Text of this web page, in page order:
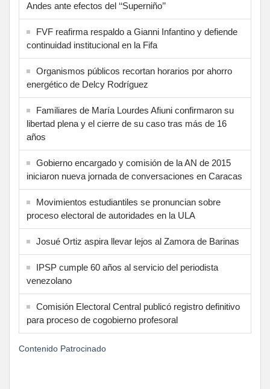
Andes ante efectos del ‘‘Superniño’’
FVF reafirma respaldo a Gianni Infantino y defiende
continuidad institucional en la Fifa
Organismos públicos recortan horarios por ahorro
energético de Delcy Rodríguez
Familiares de María Lourdes Afiuni confirmaron su
libertad plena y el cierre de su caso tras más de 16
años
Gobierno encargado y comisión de la AN de 2015
iniciaron nueva jornada de conversaciones en Caracas
Movimientos estudiantiles se pronuncian sobre
proceso electoral de autoridades en la ULA
Josué Ortiz aspira llevar lejos al Zamora de Barinas
IPSP cumple 60 años al servicio del periodista
venezolano
Comisión Electoral Central publicó registro definitivo
para proceso de cogobierno profesoral
Contenido Patrocinado